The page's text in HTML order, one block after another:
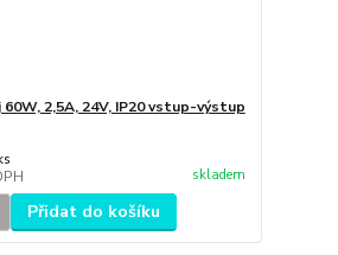
2,5A, 24V, IP20 vstup-výstup
skladem
Přidat do košíku